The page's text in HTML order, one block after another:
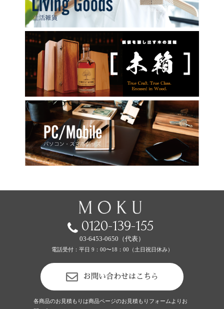
0120-139-155
03-6453-0650（代表）
電話受付：平日 9：00〜18：00（土日祝日休み）
お問い合わせはこちら
各商品のお見積もりは商品ページのお見積もりフォームよりお